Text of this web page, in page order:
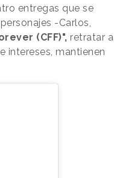
entregas que se
-Carlos,
(CFF)", retratar a
intereses, mantienen